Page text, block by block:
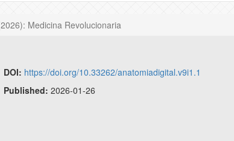
Medicina Revolucionaria
DOI: https://doi.org/10.33262/anatomiadigital.v9i1.1
Published:2026-01-26